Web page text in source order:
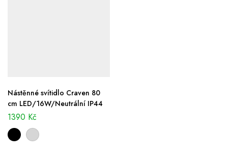
Nástěnné svítidlo Craven 80
cm LED/16W/Neutrální IP44
1390 Kč